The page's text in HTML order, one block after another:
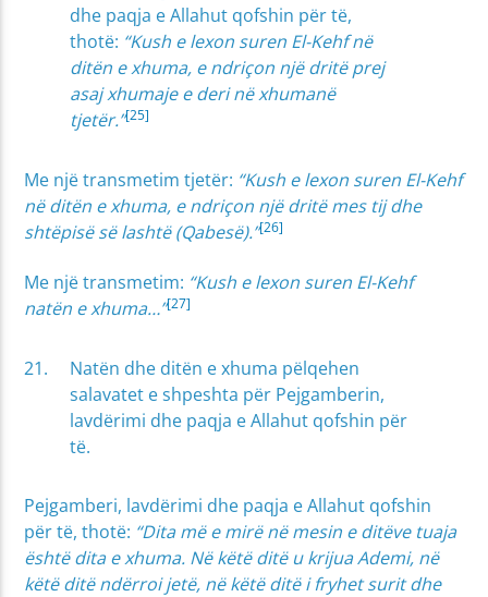
dhe paqja e Allahut qofshin për të,
thotë: “Kush e lexon suren El-Kehf në
ditën e xhuma, e ndriçon një dritë prej
asaj xhumaje e deri në xhumanë
tjetër.”[25]
Me një transmetim tjetër: “Kush e lexon suren El-Kehf
në ditën e xhuma, e ndriçon një dritë mes tij dhe
shtëpisë së lashtë (Qabesë).”[26]
Me një transmetim: “Kush e lexon suren El-Kehf
natën e xhuma…”[27]
Natën dhe ditën e xhuma pëlqehen
salavatet e shpeshta për Pejgamberin,
lavdërimi dhe paqja e Allahut qofshin për
të.
Pejgamberi, lavdërimi dhe paqja e Allahut qofshin
për të, thotë: “Dita më e mirë në mesin e ditëve tuaja
është dita e xhuma. Në këtë ditë u krijua Ademi, në
këtë ditë ndërroi jetë, në këtë ditë i fryhet surit dhe